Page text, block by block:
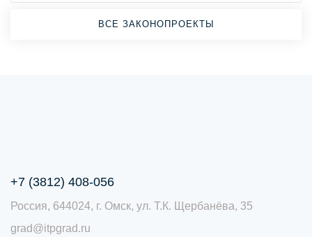
ВСЕ ЗАКОНОПРОЕКТЫ
+7 (3812) 408-056
Россия, 644024, г. Омск, ул. Т.К. Щербанёва, 35
grad@itpgrad.ru